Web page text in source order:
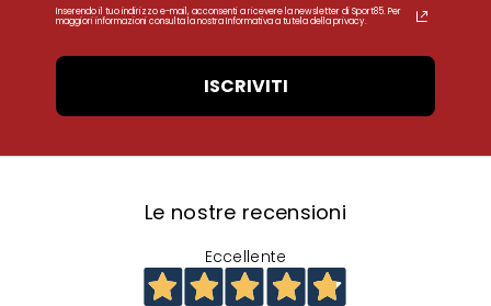
Inserendo il tuo indirizzo e-mail, acconsenti a ricevere la newsletter di Sport85. Per
maggiori informazioni consulta la nostra Informativa a tutela della privacy.
ISCRIVITI
Le nostre recensioni
Eccellente